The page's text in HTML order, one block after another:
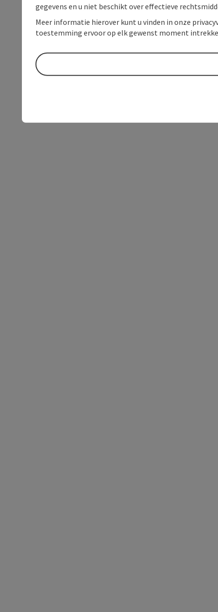
gegevens en u niet beschikt over effectieve
Meer informatie hierover kunt u vinden in onze
toestemming ervoor op elk gewenst moment